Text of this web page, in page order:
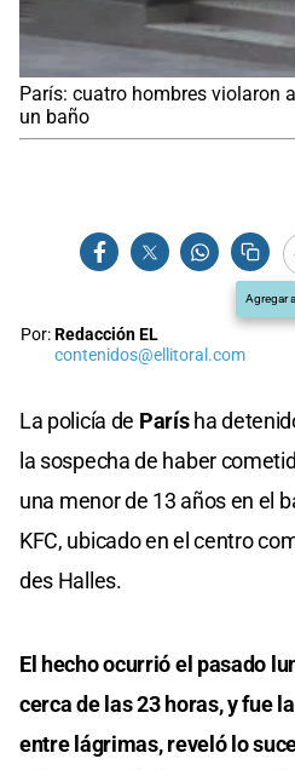
París: cuatro hombres violaron
un baño
Agregar
Por:Redacción EL
contenidos@ellitoral.com
La policía de Parísha
la sospecha de haber
una menor de 13 años en el
KFC, ubicado en el centro
des Halles.
El hecho ocurrió el pasado
cerca de las 23 horas, y fue
entre lágrimas, reveló lo